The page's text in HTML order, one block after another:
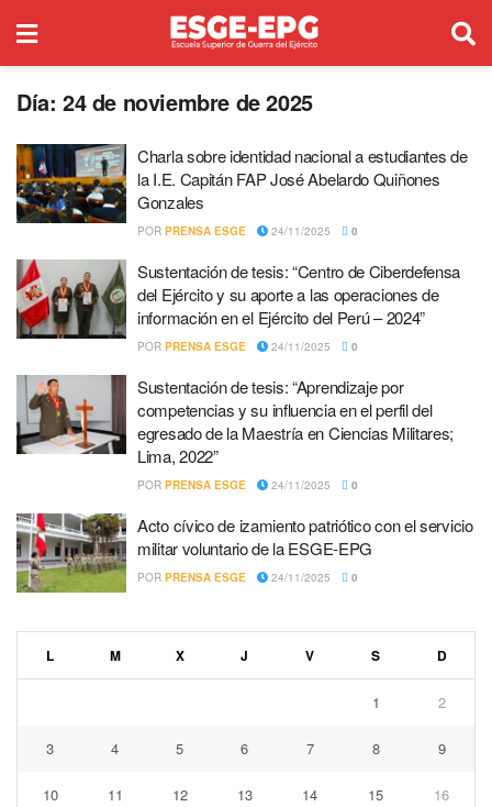
Día: 24 de noviembre de 2025
Charla sobre identidad nacional a estudiantes de
la I.E. Capitán FAP José Abelardo Quiñones
Gonzales
POR PRENSA ESGE 24/11/2025 0
Sustentación de tesis: “Centro de Ciberdefensa
del Ejército y su aporte a las operaciones de
información en el Ejército del Perú – 2024”
POR PRENSA ESGE 24/11/2025 0
Sustentación de tesis: “Aprendizaje por
competencias y su influencia en el perfil del
egresado de la Maestría en Ciencias Militares;
Lima, 2022”
POR PRENSA ESGE 24/11/2025 0
Acto cívico de izamiento patriótico con el servicio
militar voluntario de la ESGE-EPG
POR PRENSA ESGE 24/11/2025 0
L M X J V S D
1 2
3 4 5 6 7 8 9
10 11 12 13 14 15 16